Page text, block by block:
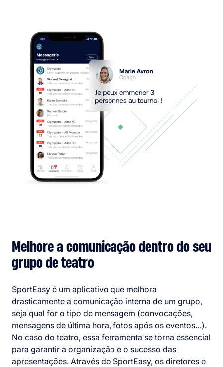
Melhore a comunicação dentro do seu
grupo de teatro
SportEasy é um aplicativo que melhora
drasticamente a comunicação interna de um grupo,
seja qual for o tipo de mensagem (convocações,
mensagens de última hora, fotos após os eventos…).
No caso do teatro, essa ferramenta se torna essencial
para garantir a organização e o sucesso das
apresentações. Através do SportEasy, os diretores e